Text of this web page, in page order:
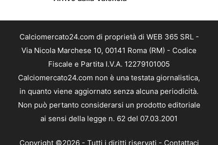
Calciomercato24.com di proprietà di WEB 365 SRL -
Via Nicola Marchese 10, 00141 Roma (RM) - Codice
Fiscale e Partita I.V.A. 12279101005
Calciomercato24.com non è una testata giornalistica,
in quanto viene aggiornato senza alcuna periodicità.
Non può pertanto considerarsi un prodotto editoriale
ai sensi della legge n. 62 del 07.03.2001
Copyright ©2026 - Tutti i diritti riservati - Contattaci